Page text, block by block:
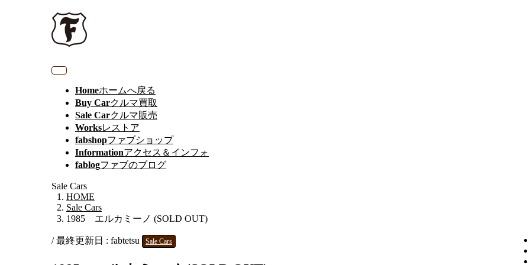
Homeホームへ戻る
Buy Carクルマ買取
Sale Carクルマ販売
Worksレストア
fabshopファブショップ
Informationアクセス＆インフォ
fablogファブのブログ
Sale Cars
HOME
Sale Cars
1985 エルカミーノ (SOLD OUT)
/ 最終更新日 : fabtetsu Sale Cars